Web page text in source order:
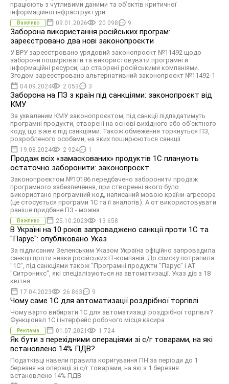
працюють з чутливими даними та обʼєктів критичної
інформаційної інфраструктури
Важливо 09.01.2026 20 098 9
Заборона використання російських програм:
зареєстровано два нові законопроєкти
У ВРУ зареєстровано урядовий законопроєкт №11492 щодо
заборони поширювати та використовувати програмні й
інформаційні ресурси, що створені російськими компаніями.
Згодом зареєстровано альтернативний законопроєкт №11492-1
04.09.2024 2 053 3
Заборона на ПЗ з країн під санкціями: законопроєкт від
КМУ
За ухваленим КМУ законопроєктом, під санкції підпадатимуть
програмні продукти, створені на основі вихідного або об’єктного
коду, що вже є під санкціями. Також обмеження торкнуться ПЗ,
розробленого особами, на яких поширюються санкції
19.08.2024 2 924 1
Продаж всіх «замаскованих» продуктів 1С планують
остаточно заборонити: законопроєкт
Законопроєктом №10186 передбачено заборонити продаж
програмного забезпечення, при створенні якого було
використано програмний код, написаний мовою країни-агресора
(це стосується програми 1С та її аналогів). А от використовувати
раніше придбане ПЗ - можна
Важливо 25.10.2023 13 658
В Україні на 10 років запроваджено санкції проти 1С та
"Парус": опубліковано Указ
За підписаним Зеленським Указом Україна офіційно запровадила
санкції проти низки російських IT-компаній. До списку потрапила
"1С", під санкціями також "Програмні продукти "Парус" і АТ
"Ситроникс", які спеціалізуються на автоматизації. Указ діє з 18
квітня
17.04.2023 26 863 9
Чому саме 1С для автоматизації роздрібної торгівлі
Чому варто вибирати 1С для автоматизації роздрібної торгівлі?
Функціонал 1С і інтерфейс робочого місця касира
Реклама 01.07.2021 1 724
Як бути з перехідними операціями зі с/г товарами, на які
встановлено 14% ПДВ?
Податківці навели правила коригування ПН за періоди до 1
березня на операції зі с/г товарами, на які з 1 березня
встановлено 14% ПДВ